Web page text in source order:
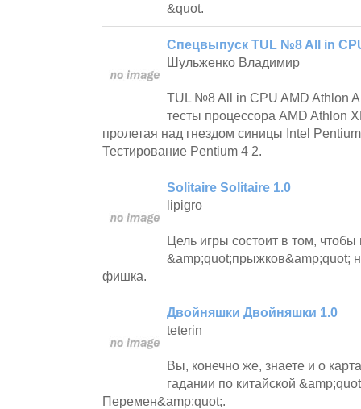
&quot.
Спецвыпуск TUL №8 All in
Шульженко Владимир
TUL №8 All in CPU AMD Athlon
тесты процессора AMD Athlon
пролетая над гнездом синицы Intel
Тестирование Pentium 4 2.
Solitaire Solitaire 1.0
lipigro
Цель игры состоит в том, чтобы
&amp;quot;прыжков&amp;quot;
фишка.
Двойняшки Двойняшки 1.0
teterin
Вы, конечно же, знаете и о
гадании по китайской
Перемен&amp;quot;.